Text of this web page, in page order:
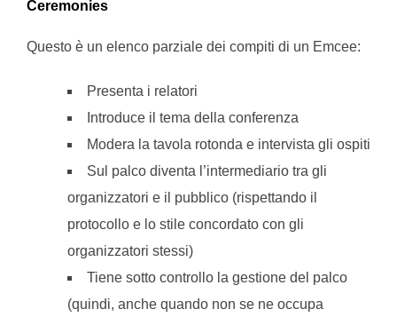
Ceremonies
Questo è un elenco parziale dei compiti di un Emcee:
Presenta i relatori
Introduce il tema della conferenza
Modera la tavola rotonda e intervista gli ospiti
Sul palco diventa l’intermediario tra gli
organizzatori e il pubblico (rispettando il
protocollo e lo stile concordato con gli
organizzatori stessi)
Tiene sotto controllo la gestione del palco
(quindi, anche quando non se ne occupa